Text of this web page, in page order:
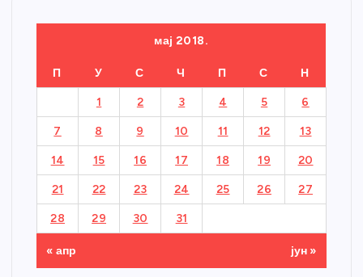
мај 2018.
П У С Ч П С Н
1 2 3 4 5 6
7 8 9 10 11 12 13
14 15 16 17 18 19 20
21 22 23 24 25 26 27
28 29 30 31
« апр јун »